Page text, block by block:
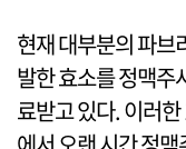
현재 대부분의 파브
발한 효소를 정맥주
료받고 있다. 이러